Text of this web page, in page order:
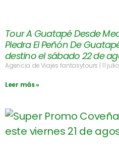
Tour A Guatapé Desde
Piedra El Peñón De
destino el sábado 22 de
Agencia de Viajes fantasytours 11
Leer más »